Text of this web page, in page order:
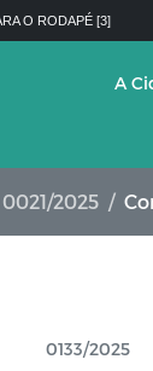
O RODAPÉ [3]
A
2025
0133/2025